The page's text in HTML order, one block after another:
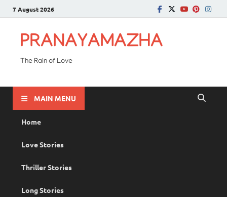
7 August 2026
PRANAYAMAZHA
The Rain of Love
MAIN MENU
Home
Love Stories
Thriller Stories
Long Stories